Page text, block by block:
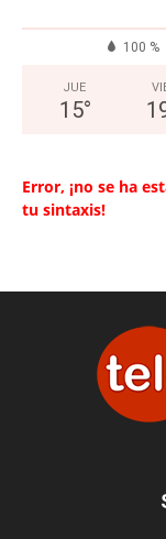
100 %
JUE
15°
Error, ¡no se ha
tu sintaxis!